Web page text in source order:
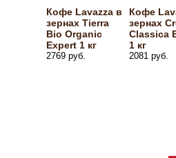
Кофе Lavazza в
зернах Tierra
Bio Organic
Expert 1 кг
2769 руб.
Кофе
зернах
Classica
1 кг
2081 руб.